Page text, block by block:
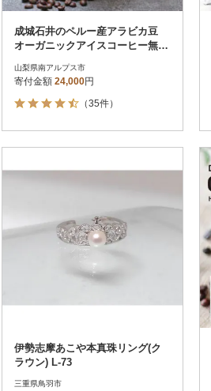
成城石井のペルー産アラビカ豆
オーガニックアイスコーヒー無糖
山梨県南アルプス市
寄付金額 24,000円
（35件）
伊勢志摩あこや本真珠リング(ク
ラウン) L-73
三重県鳥羽市